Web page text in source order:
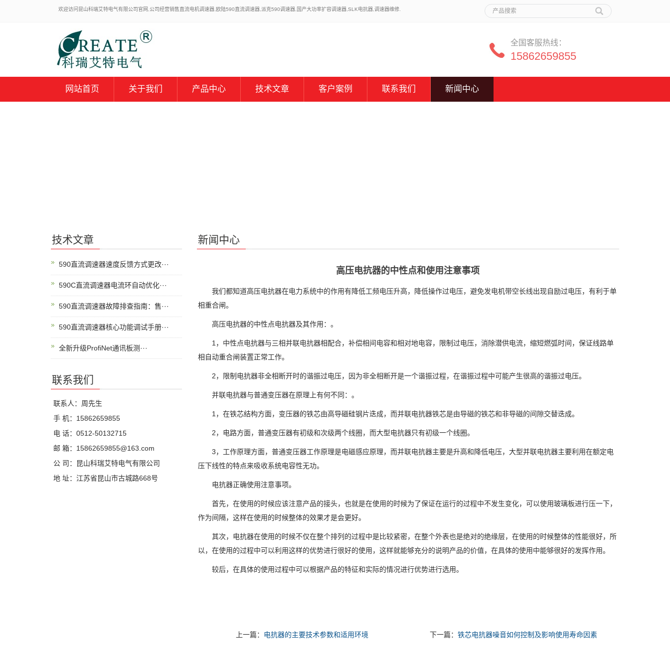
欢迎访问昆山科瑞艾特电气有限公司官网,公司经营销售直流电机调速器,欧陆590直流调速器,派克590调速器,国产大功率扩容调速器,SLK电抗器,调速器维修.
全国客服热线：
15862659855
网站首页 关于我们 产品中心 技术文章 客户案例 联系我们 新闻中心
新闻中心
高压电抗器的中性点和使用注意事项
我们都知道高压电抗器在电力系统中的作用有降低工频电压升高，降低操作过电压，避免发电机带空长线出现自励过电压，有利于单
相重合闸。
高压电抗器的中性点电抗器及其作用：。
1，中性点电抗器与三相并联电抗器相配合，补偿相间电容和相对地电容，限制过电压，消除潜供电流，缩短燃弧时间，保证线路单
相自动重合闸装置正常工作。
2，限制电抗器非全相断开时的谐振过电压，因为非全相断开是一个谐振过程，在谐振过程中可能产生很高的谐振过电压。
并联电抗器与普通变压器在原理上有何不同：。
1，在铁芯结构方面，变压器的铁芯由高导磁硅钢片迭成，而并联电抗器铁芯是由导磁的铁芯和非导磁的间隙交替迭成。
2，电路方面，普通变压器有初级和次级两个线圈，而大型电抗器只有初级一个线圈。
3，工作原理方面，普通变压器工作原理是电磁感应原理，而并联电抗器主要是升高和降低电压，大型并联电抗器主要利用在额定电
压下线性的特点来吸收系统电容性无功。
电抗器正确使用注意事项。
首先，在使用的时候应该注意产品的接头，也就是在使用的时候为了保证在运行的过程中不发生变化，可以使用玻璃板进行压一下，
作为间隔，这样在使用的时候整体的效果才是会更好。
其次，电抗器在使用的时候不仅在整个排列的过程中是比较紧密，在整个外表也是绝对的绝缘层，在使用的时候整体的性能很好，所
以，在使用的过程中可以利用这样的优势进行很好的使用，这样就能够充分的说明产品的价值，在具体的使用中能够很好的发挥作用。
较后，在具体的使用过程中可以根据产品的特征和实际的情况进行优势进行选用。
上一篇： 电抗器的主要技术参数和适用环境 下一篇：铁芯电抗器噪音如何控制及影响使用寿命因素
技术文章
590直流调速器速度反馈方式更改···
590C直流调速器电流环自动优化···
590直流调速器故障排查指南：售···
590直流调速器核心功能调试手册···
全新升级ProfiNet通讯板测···
联系我们
联系人：周先生
手 机：15862659855
电 话：0512-50132715
邮 箱：15862659855@163.com
公 司：昆山科瑞艾特电气有限公司
地 址：江苏省昆山市古城路668号